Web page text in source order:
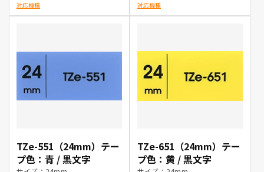
対応機種 対応機種
TZe-551（24mm）テー
プ色：青 / 黒文字
TZe-651（24mm）テー
プ色：黄 / 黒文字